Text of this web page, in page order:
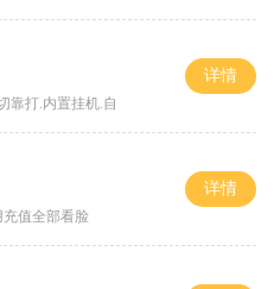
靠打.内置挂机.自
详情
值全部看脸
详情